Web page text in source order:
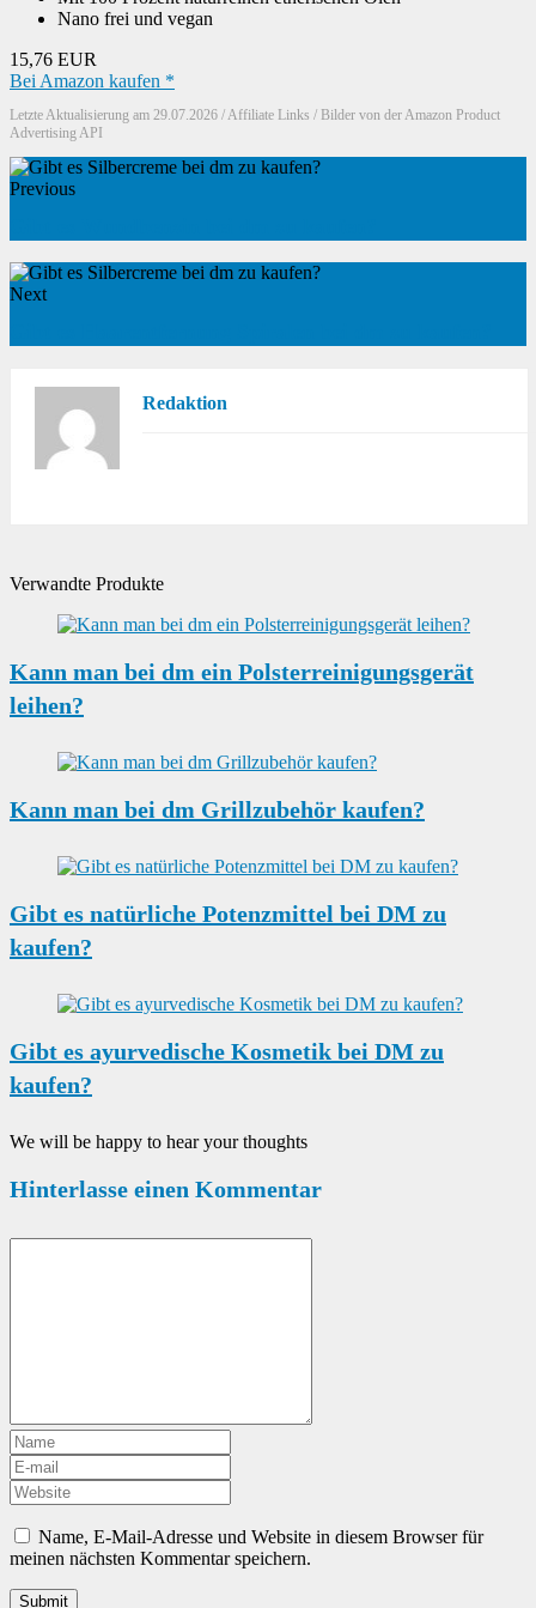
Nano frei und vegan
15,76 EUR
Bei Amazon kaufen *
Letzte Aktualisierung am 29.07.2026 / Affiliate Links / Bilder von der Amazon Product
Advertising API
Previous
Next
Redaktion
Verwandte Produkte
Kann man bei dm ein Polsterreinigungsgerät
leihen?
Kann man bei dm Grillzubehör kaufen?
Gibt es natürliche Potenzmittel bei DM zu
kaufen?
Gibt es ayurvedische Kosmetik bei DM zu
kaufen?
We will be happy to hear your thoughts
Hinterlasse einen Kommentar
Name, E-Mail-Adresse und Website in diesem Browser für
meinen nächsten Kommentar speichern.